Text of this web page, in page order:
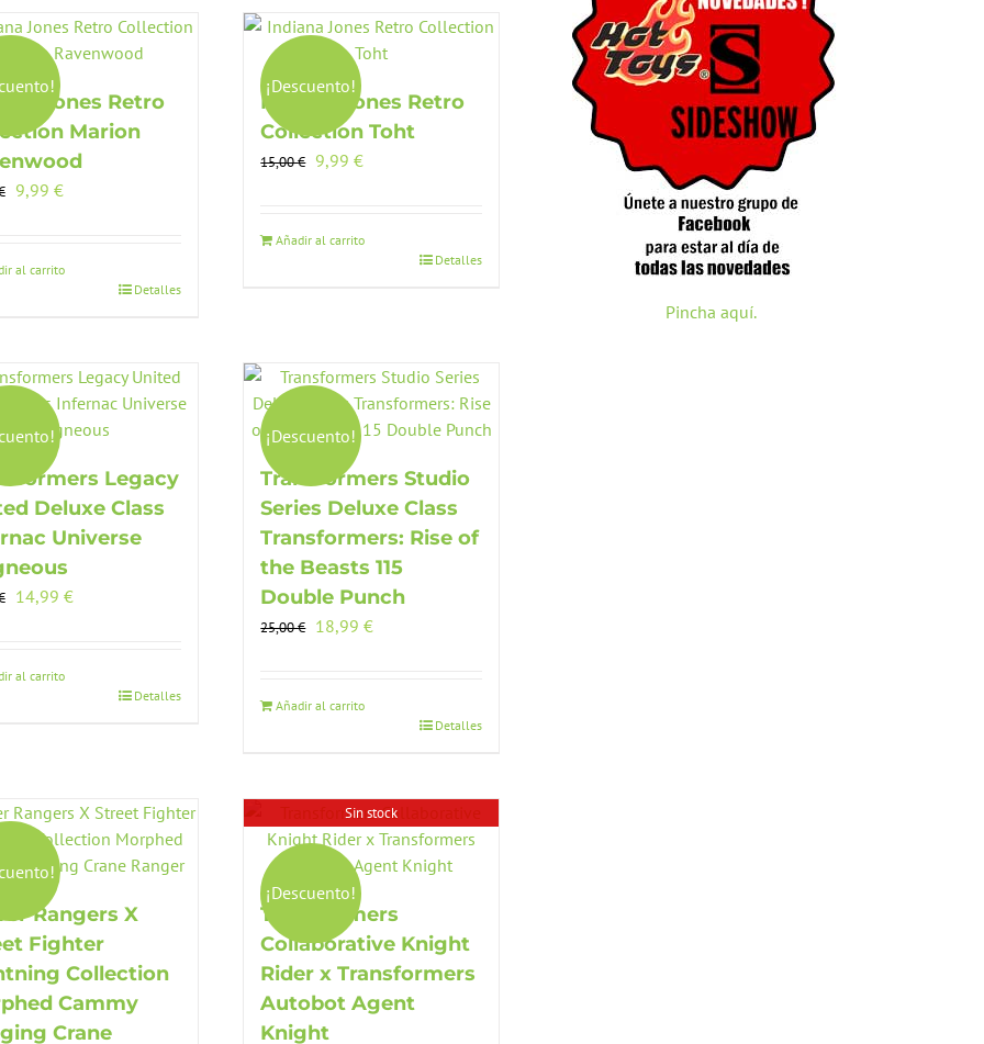
Jones Retro
Marion
El
era:
9,99 €El
es:
al carrito
Detalles
¡Descuento!
Indiana Jones Retro
Collection Toht
15,00€ El
era:
9,99€El
es:
Añadir al carrito
Detalles
Legacy
Deluxe Class
Universe
El
era:
14,99 €El
14,99 €.
al carrito
Detalles
¡Descuento!
Transformers Studio
Series Deluxe Class
Transformers: Rise of
the Beasts 115
Double Punch
25,00€ El
era:
18,99€El
18,99 €.
Añadir al carrito
Detalles
Rangers X
Fighter
Collection
Cammy
Crane
Sin stock
¡Descuento!
Transformers
Collaborative Knight
Rider x Transformers
Autobot Agent
Knight
Pincha aquí.